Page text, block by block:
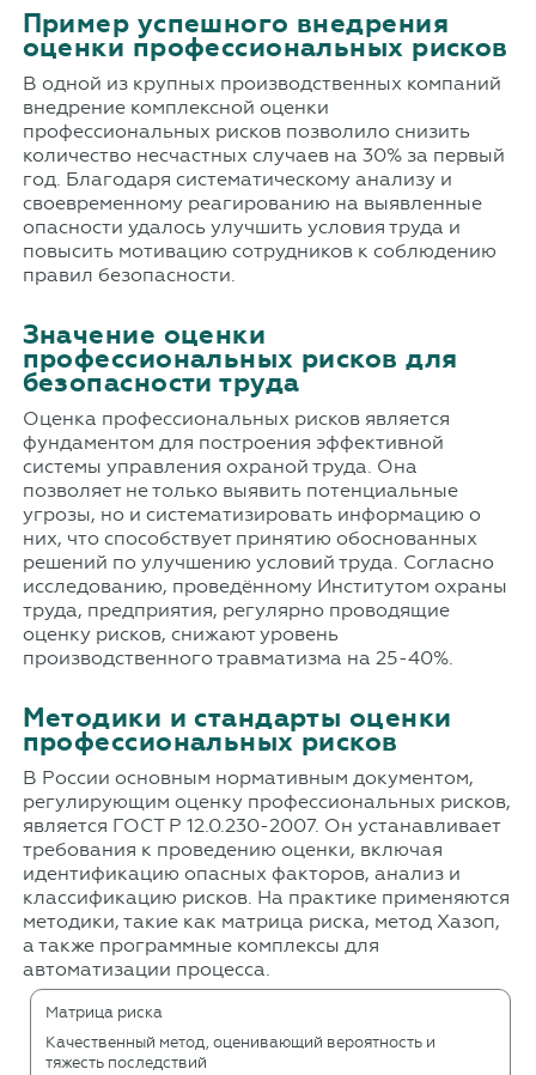
Пример успешного внедрения
оценки профессиональных рисков
В одной из крупных производственных компаний
внедрение комплексной оценки
профессиональных рисков позволило снизить
количество несчастных случаев на 30% за первый
год. Благодаря систематическому анализу и
своевременному реагированию на выявленные
опасности удалось улучшить условия труда и
повысить мотивацию сотрудников к соблюдению
правил безопасности.
Значение оценки
профессиональных рисков для
безопасности труда
Оценка профессиональных рисков является
фундаментом для построения эффективной
системы управления охраной труда. Она
позволяет не только выявить потенциальные
угрозы, но и систематизировать информацию о
них, что способствует принятию обоснованных
решений по улучшению условий труда. Согласно
исследованию, проведённому Институтом охраны
труда, предприятия, регулярно проводящие
оценку рисков, снижают уровень
производственного травматизма на 25-40%.
Методики и стандарты оценки
профессиональных рисков
В России основным нормативным документом,
регулирующим оценку профессиональных рисков,
является ГОСТ Р 12.0.230-2007. Он устанавливает
требования к проведению оценки, включая
идентификацию опасных факторов, анализ и
классификацию рисков. На практике применяются
методики, такие как матрица риска, метод Хазоп,
а также программные комплексы для
автоматизации процесса.
Матрица риска
Качественный метод, оценивающий вероятность и
тяжесть последствий